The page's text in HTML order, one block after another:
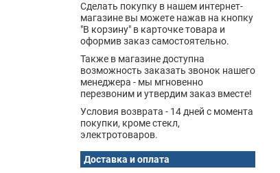
Сделать покупку в нашем интернет-
магазине вы можете нажав на кнопку
"В корзину" в карточке товара и
оформив заказ самостоятельно.
Также в магазине доступна
возможность заказать звонок нашего
менеджера - мы мгновенно
перезвоним и утвердим заказ вместе!
Условия возврата - 14 дней с момента
покупки, кроме стекл,
электротоваров.
Доставка и оплата